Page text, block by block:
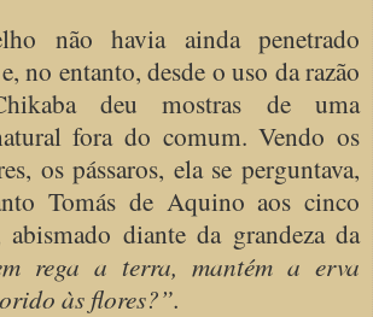
não havia ainda penetrado
no entanto, desde o uso da razão
deu mostras de uma
fora do comum. Vendo os
os pássaros, ela se perguntava,
Tomás de Aquino aos cinco
diante da grandeza da
rega a terra, mantém a erva
às flores?”.